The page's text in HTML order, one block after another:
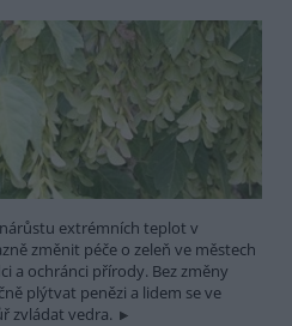
extrémních teplot v
změnit péče o zeleň ve městech
a ochránci přírody. Bez změny
plýtvat penězi a lidem se ve
zvládat vedra.